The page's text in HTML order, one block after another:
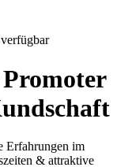
Erfahrungen im
& attraktive